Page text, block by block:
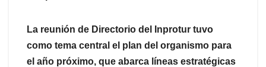
La reunión de Directorio del Inprotur tuvo
como tema central el plan del organismo para
el año próximo, que abarca líneas estratégicas